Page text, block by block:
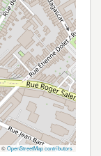
©OpenStreetMap contributors